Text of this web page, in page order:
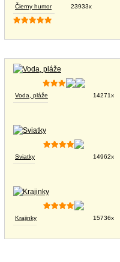
Čierny humor 23933x
Voda, pláže 14271x
Sviatky 14962x
Krajinky 15736x